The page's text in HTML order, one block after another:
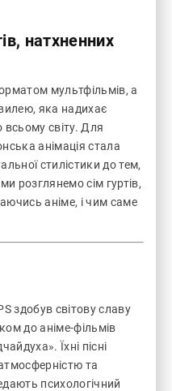
натхненних
мультфільмів, а
яка надихає
світу. Для
анімація стала
стилістики до тем,
ми розглянемо сім гуртів,
аніме, і чим саме
здобув світову славу
до аніме-фільмів
Їхні пісні
та
психологічний